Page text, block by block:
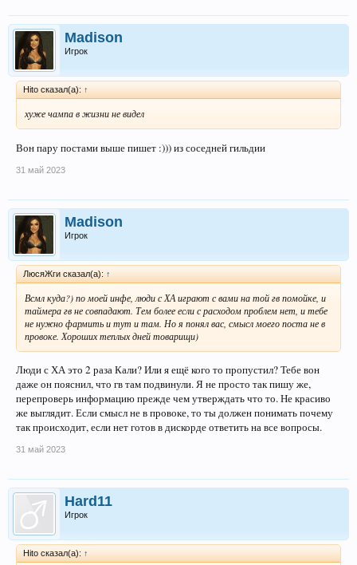
Madison
Игрок
Hito сказал(а): ↑
хуже чампа в жизни не видел
Вон пару постами выше пишет :))) из соседней гильдии
31 май 2023
Madison
Игрок
ЛюсяЖги сказал(а): ↑
Всмл куда?) по моей инфе, люди с ХА играют с вами на той гв помойке, и
таймера гв не совпадают. Тем более если с расходом проблем нет, и тебе
не нужно фармить и тут и там. Но я понял вас, смысл моего поста не в
провоке. Хороших теплых дней товарищи)
Люди с ХА это 2 раза Кали? Или я ещё кого то пропустил? Тебе вон
даже он пояснил, что гв там подвинули. Я не просто так пишу же,
перепроверь информацию прежде чем утверждать что то. Не красиво
же выглядит. Если смысл не в провоке, то ты должен понимать почему
так происходит, если нет готов в дискорде ответить на все вопросы.
31 май 2023
Hard11
Игрок
Hito сказал(а): ↑